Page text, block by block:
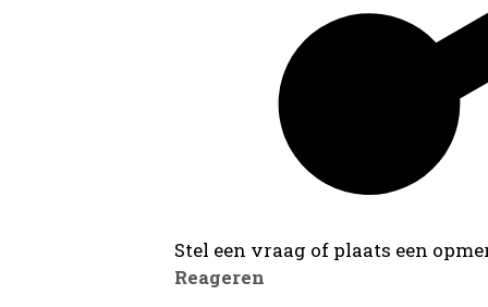
Stel een vraag of plaats een
Reageren